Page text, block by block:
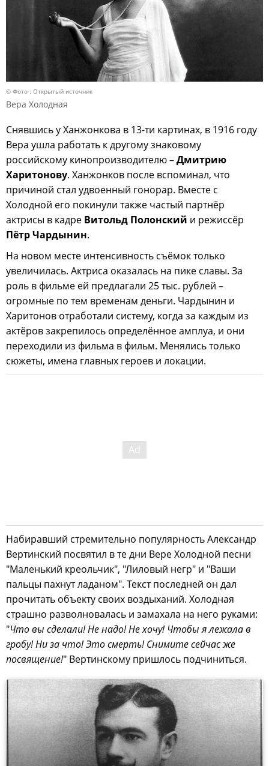
© Фото : Открытый источник
Вера Холодная
Снявшись у Ханжонкова в 13-ти картинах, в 1916 году
Вера ушла работать к другому знаковому
российскому кинопроизводителю –Дмитрию
Харитонову. Ханжонков после вспоминал, что
причиной стал удвоенный гонорар. Вместе с
Холодной его покинули также частый партнёр
актрисы в кадре Витольд Полонский и режиссёр
Пётр Чардынин.
На новом месте интенсивность съёмок только
увеличилась. Актриса оказалась на пике славы. За
роль в фильме ей предлагали 25 тыс. рублей –
огромные по тем временам деньги. Чардынин и
Харитонов отработали систему, когда за каждым из
актёров закрепилось определённое амплуа, и они
переходили из фильма в фильм. Менялись только
сюжеты, имена главных героев и локации.
Набиравший стремительно популярность Александр
Вертинский посвятил в те дни Вере Холодной песни
"Маленький креольчик", "Лиловый негр" и "Ваши
пальцы пахнут ладаном". Текст последней он дал
прочитать объекту своих воздыханий. Холодная
страшно разволновалась и замахала на него руками:
"Что вы сделали! Не надо! Не хочу! Чтобы я лежала в
гробу! Ни за что! Это смерть! Снимите сейчас же
посвящение!" Вертинскому пришлось подчиниться.